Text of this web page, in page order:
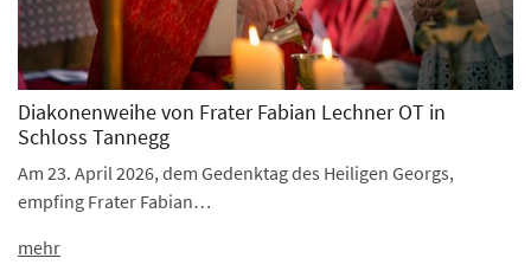
Diakonenweihe von Frater Fabian Lechner OT in
Schloss Tannegg
Am 23. April 2026, dem Gedenktag des Heiligen Georgs,
empfing Frater Fabian…
mehr